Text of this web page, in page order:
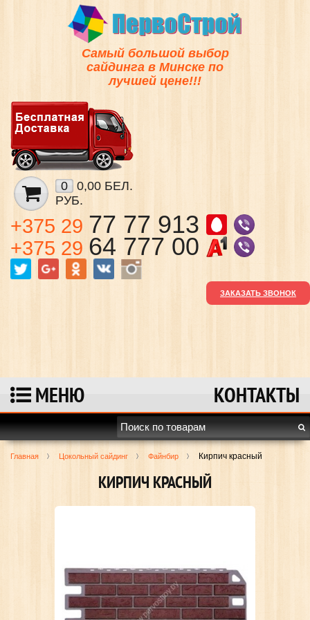
Самый большой выбор
сайдинга в Минске по
лучшей цене!!!
0
0,00 БЕЛ.
РУБ.
+375 29 77 77 913
+375 29 64 777 00
ЗАКАЗАТЬ ЗВОНОК
МЕНЮ КОНТАКТЫ
Главная Цокольный сайдинг Файнбир Кирпич красный
КИРПИЧ КРАСНЫЙ